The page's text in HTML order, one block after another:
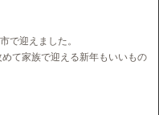
で迎えました。
て家族で迎える新年もいいもの